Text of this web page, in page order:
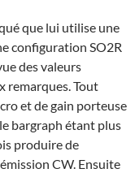
que lui utilise une
configuration SO2R
des valeurs
remarques. Tout
et de gain porteuse
bargraph étant plus
produire de
CW. Ensuite